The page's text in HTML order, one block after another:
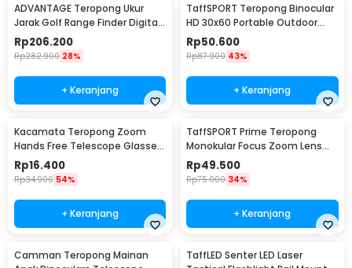
ADVANTAGE Teropong Ukur
Jarak Golf Range Finder Digital
7x18 - AD-964
Rp206.200
Rp282.900 28%
+ Keranjang
TaffSPORT Teropong Binocular
HD 30x60 Portable Outdoor
126M/1000M
Rp50.600
Rp87.900 43%
+ Keranjang
Kacamata Teropong Zoom
Hands Free Telescope Glasses
untuk Fishing - HG00117
Rp16.400
Rp34.900 54%
+ Keranjang
TaffSPORT Prime Teropong
Monokular Focus Zoom Lens
16x52 66M/8000M - TF16
Rp49.500
Rp75.000 34%
+ Keranjang
Camman Teropong Mainan
TaffLED Senter LED Laser